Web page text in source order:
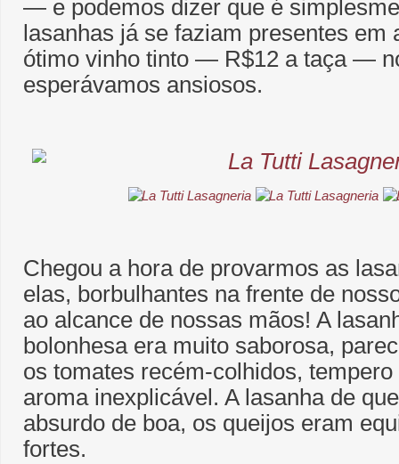
― e podemos dizer que é
lasanhas já se faziam presentes em
ótimo vinho tinto ― R$12 a taça ―
esperávamos ansiosos.
Chegou a hora de provarmos as
elas, borbulhantes na frente de
ao alcance de nossas mãos! A
bolonhesa era muito saborosa,
os tomates recém-colhidos,
aroma inexplicável. A lasanha de
absurdo de boa, os queijos eram
fortes.